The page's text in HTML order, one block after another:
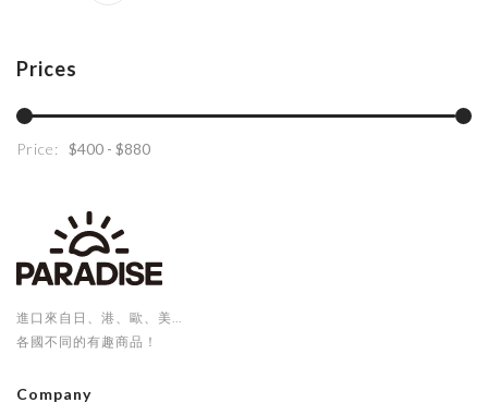
Prices
Price:
進口來自日、港、歐、美...
各國不同的有趣商品！
Company